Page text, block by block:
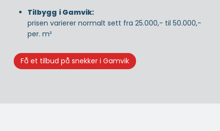
Tilbygg i Gamvik:
prisen varierer normalt sett fra 25.000,- til 50.000,-
per. m²
Få et tilbud på snekker i Gamvik